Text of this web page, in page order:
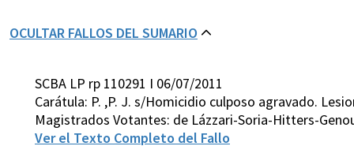
OCULTAR FALLOS DEL SUMARIO
SCBA LP rp 110291 I 06/07/2011
Carátula: P. ,P. J. s/Homicidio culposo agravado.
Magistrados Votantes: de Lázzari-Soria-Hitters-
Ver el Texto Completo del Fallo